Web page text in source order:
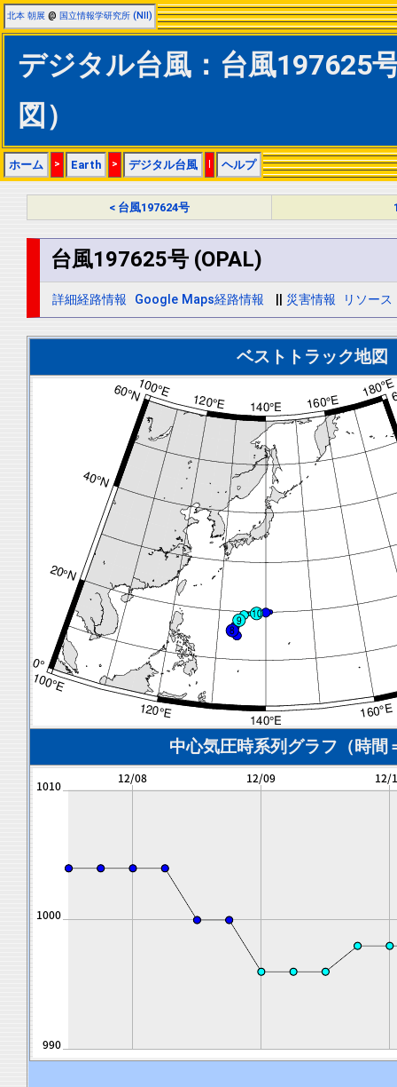
北本 朝展 @ 国立情報学研究所 (NII)
デジタル台風：台風197625
図）
ホーム > Earth > デジタル台風 | ヘルプ
< 台風197624号
台風197625号 (OPAL)
詳細経路情報 Google Maps経路情報 災害情報 リソース
ベストトラック地図
中心気圧時系列グラフ（時間